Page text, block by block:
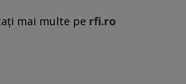
mai multe pe rfi.ro